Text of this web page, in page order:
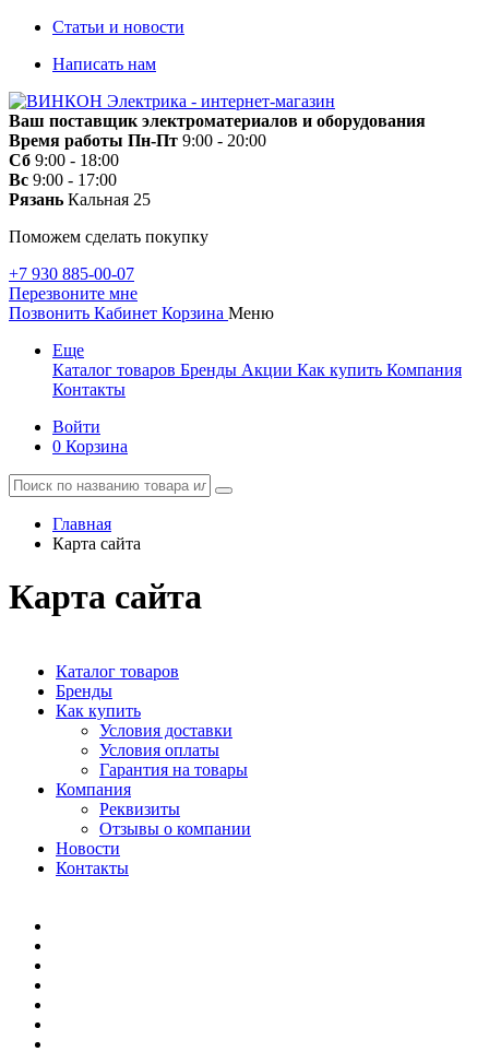
Статьи и новости
Написать нам
Ваш поставщик электроматериалов и оборудования
Время работы Пн-Пт 9:00 - 20:00
Сб 9:00 - 18:00
Вс 9:00 - 17:00
Рязань Кальная 25
Поможем сделать покупку
+7 930 885-00-07
Перезвоните мне
Позвонить Кабинет Корзина Меню
Еще
Каталог товаров Бренды Акции Как купить Компания
Контакты
Войти
0 Корзина
Главная
Карта сайта
Карта сайта
Каталог товаров
Бренды
Как купить
Условия доставки
Условия оплаты
Гарантия на товары
Компания
Реквизиты
Отзывы о компании
Новости
Контакты